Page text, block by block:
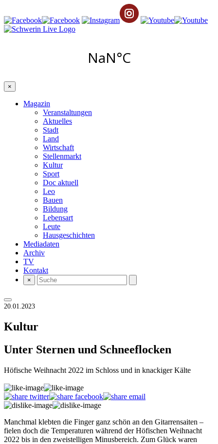
×
Magazin
Veranstaltungen
Aktuelles
Stadt
Land
Wirtschaft
Stellenmarkt
Kultur
Sport
Doc aktuell
Leo
Bauen
Bildung
Lebensart
Leute
Hausgeschichten
Mediadaten
Archiv
TV
Kontakt
×
20.01.2023
Kultur
Unter Sternen und Schneeflocken
Höfische Weihnacht 2022 im Schloss und in knackiger Kälte
Manchmal klebten die Finger ganz schön an den Gitarrensaiten –
fielen doch die Temperaturen während der Höfischen Weihnacht
2022 bis in den zweistelligen Minusbereich. Zum Glück waren